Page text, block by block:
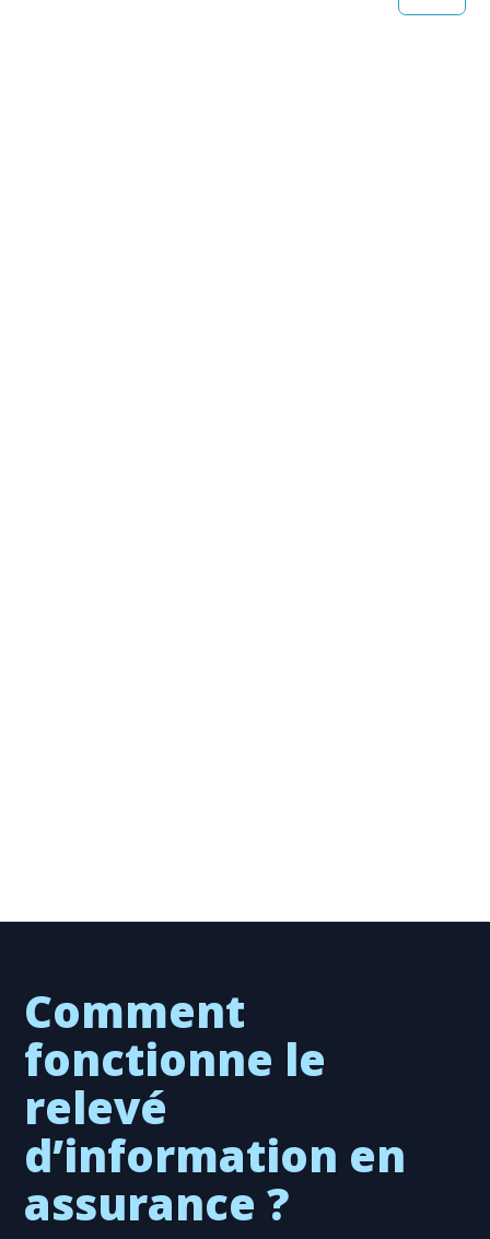
Comment
fonctionne le
relevé
d’information en
assurance ?